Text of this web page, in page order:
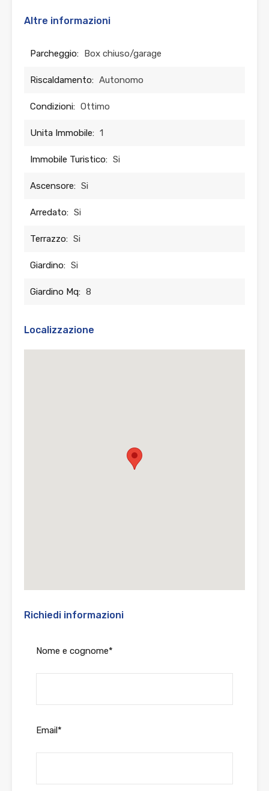
Altre informazioni
Parcheggio: Box chiuso/garage
Riscaldamento: Autonomo
Condizioni: Ottimo
Unita Immobile: 1
Immobile Turistico: Si
Ascensore: Si
Arredato: Si
Terrazzo: Si
Giardino: Si
Giardino Mq: 8
Localizzazione
Richiedi informazioni
Nome e cognome*
Email*